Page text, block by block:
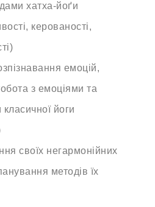
хатха-йоґи
керованості,
емоцій,
з емоціями та
йоги
своїх негармонійних
методів їх